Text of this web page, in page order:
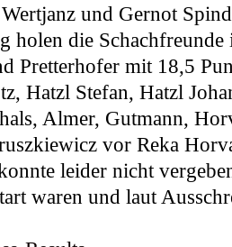
und Gernot
holen die Schachfreunde
Pretterhofer mit 18,5
Hatzl Stefan, Hatzl
Almer, Gutmann,
vor Reka
leider nicht
waren und laut